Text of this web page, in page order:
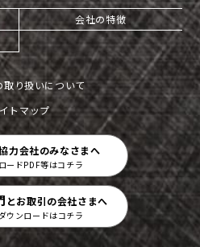
会社の特徴
取り扱いについて
トマップ
力会社のみなさまへ
ードPDF等はコチラ
とお取引の会社さまへ
ウンロードはコチラ